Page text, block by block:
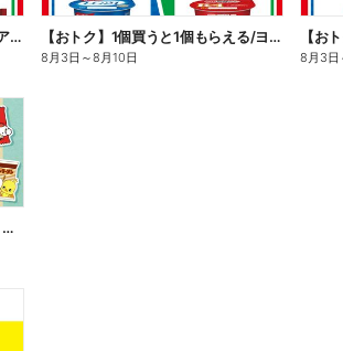
【おトク】1個買うと1個もらえる/アイス 【おトク】1個買うと1個もらえる/ヨーグルト
8月3日 ～8月10日
【お
8月3日
【サンリオ×メーカーマスコット】オリジナルグッズ貰える!